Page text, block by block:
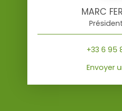
MARC
+33 6 95
Envoyer